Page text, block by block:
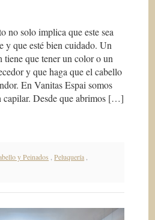
no solo implica que este sea
y que esté bien cuidado. Un
tiene que tener un color o un
y que haga que el cabello
En Vanitas Espai somos
capilar. Desde que abrimos […]
y Peinados ,Peluquería ,